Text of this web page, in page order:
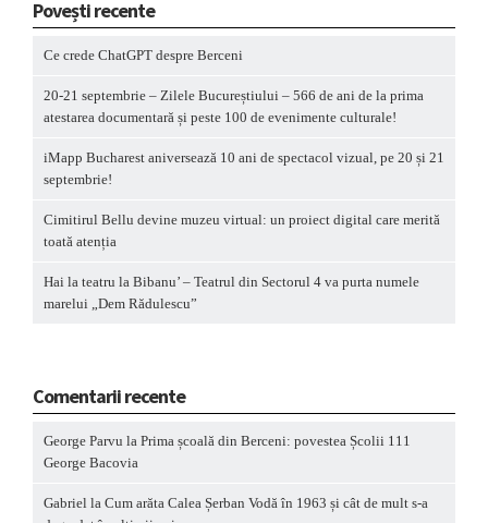
Povești recente
Ce crede ChatGPT despre Berceni
20-21 septembrie – Zilele Bucureștiului – 566 de ani de la prima
atestarea documentară și peste 100 de evenimente culturale!
iMapp Bucharest aniversează 10 ani de spectacol vizual, pe 20 și 21
septembrie!
Cimitirul Bellu devine muzeu virtual: un proiect digital care merită
toată atenția
Hai la teatru la Bibanu’ – Teatrul din Sectorul 4 va purta numele
marelui „Dem Rădulescu”
Comentarii recente
George Parvu la Prima școală din Berceni: povestea Școlii 111
George Bacovia
Gabriel la Cum arăta Calea Șerban Vodă în 1963 și cât de mult s-a